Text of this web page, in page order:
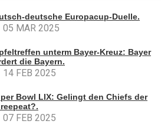
deutsche Europacup-Duelle.
05 MAR 2025
unterm Bayer-Kreuz: Bayer
die Bayern.
14 FEB 2025
Bowl LIX: Gelingt den Chiefs der
07 FEB 2025